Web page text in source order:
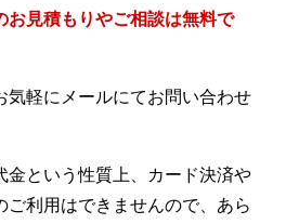
お見積もりやご相談は無料で
気軽にメールにてお問い合わせ
金という性質上、カード決済や
ご利用はできませんので、あら